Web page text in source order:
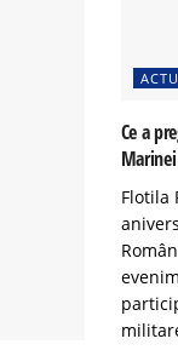
Ce a
Flotila